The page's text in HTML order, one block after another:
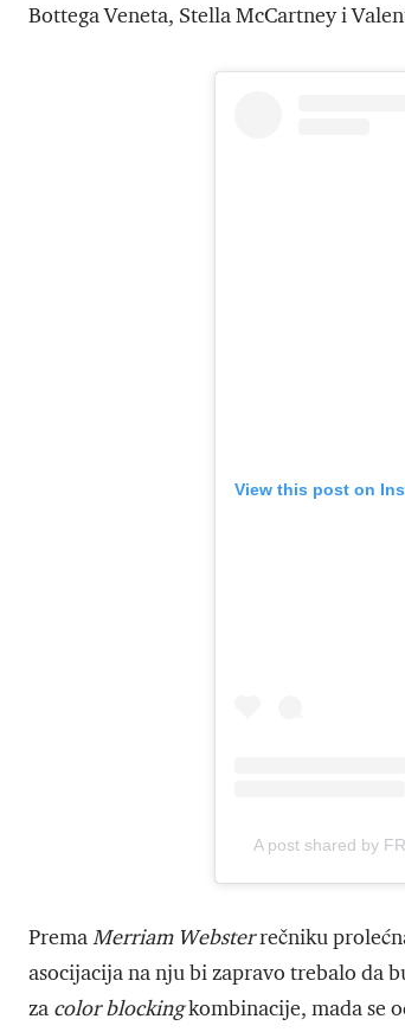
Bottega Veneta, Stella McCartney i
View this post on
A post shared by
PremaMerriam Websterrečniku
asocijacija na nju bi zapravo trebalo da
za color blockingkombinacije, mada se